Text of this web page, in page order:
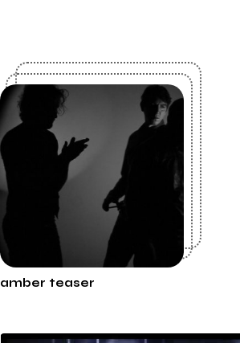
amber teaser